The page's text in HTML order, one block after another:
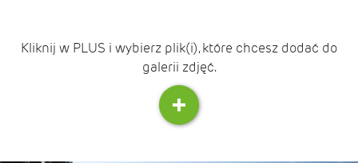
Kliknij w PLUS i wybierz plik(i), które chcesz dodać do
galerii zdjęć.